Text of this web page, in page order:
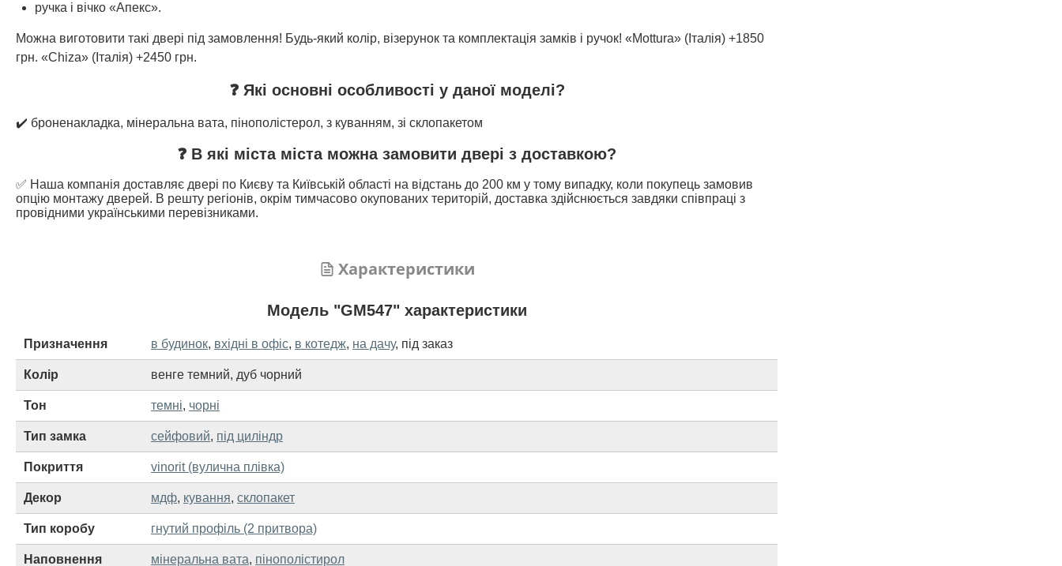
ручка і вічко «Апекс».
Можна виготовити такі двері під замовлення! Будь-який колір, візерунок та комплектація замків і ручок! «Mottura» (Італія) +1850
грн. «Chiza» (Італія) +2450 грн.
❓ Які основні особливості у даної моделі?
✔️ броненакладка, мінеральна вата, пінополістерол, з куванням, зі склопакетом
❓ В які міста міста можна замовити двері з доставкою?
✅ Наша компанія доставляє двері по Києву та Київській області на відстань до 200 км у тому випадку, коли покупець замовив
опцію монтажу дверей. В решту регіонів, окрім тимчасово окупованих територій, доставка здійснюється завдяки співпраці з
провідними українськими перевізниками.
Характеристики
Модель "GM547" характеристики
Призначення в будинок, вхідні в офіс, в котедж, на дачу, під заказ
Колір венге темний, дуб чорний
Тон темні, чорні
Тип замка сейфовий, під циліндр
Покриття vinorit (вулична плівка)
Декор мдф, кування, склопакет
Тип коробу гнутий профіль (2 притвора)
Наповнення мінеральна вата, пінополістирол